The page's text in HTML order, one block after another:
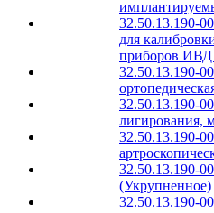
32.50.13.190-
для
приборов ИВД
32.50.13.190-
32.50.13.190-
лигирования,
32.50.13.190-
32.50.13.190-
(Укрупненное)
32.50.13.190-